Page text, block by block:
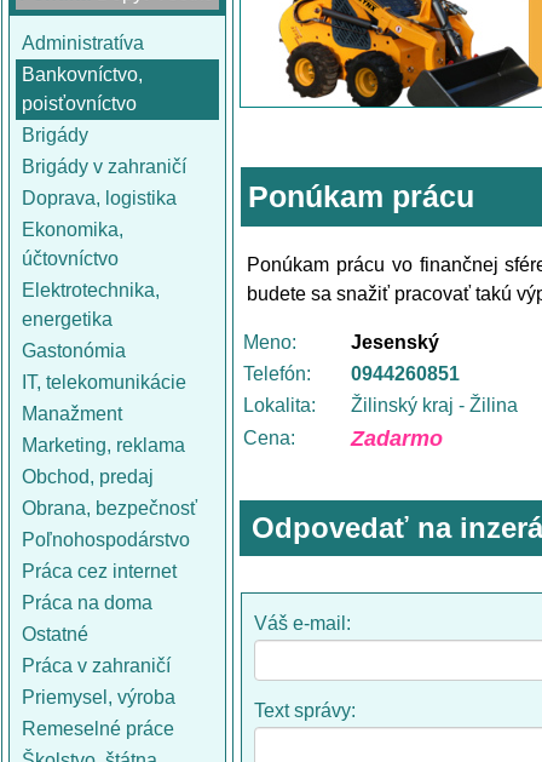
Administratíva
Bankovníctvo,
poisťovníctvo
Brigády
Brigády v zahraničí
Doprava, logistika
Ekonomika,
účtovníctvo
Elektrotechnika,
energetika
Gastonómia
IT, telekomunikácie
Manažment
Marketing, reklama
Obchod, predaj
Obrana, bezpečnosť
Poľnohospodárstvo
Práca cez internet
Práca na doma
Ostatné
Práca v zahraničí
Priemysel, výroba
Remeselné práce
Ponúkam prácu
Ponúkam prácu vo finančnej
budete sa snažiť pracovať takú
Meno:
Jesenský
Telefón:
0944260851
Lokalita:
Žilinský kraj - Žilina
Cena:
Zadarmo
Odpovedať na
Váš e-mail:
Text správy: